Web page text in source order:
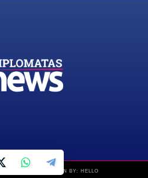
2019 – DESIGN BY: HELLO